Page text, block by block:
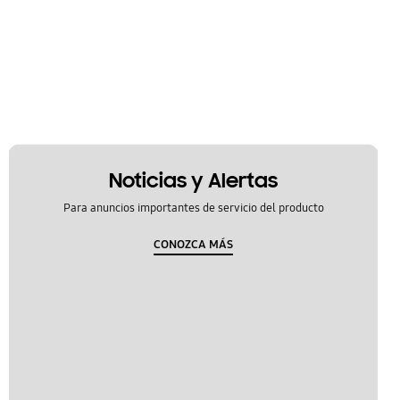
Noticias y Alertas
Para anuncios importantes de servicio del producto
CONOZCA MÁS